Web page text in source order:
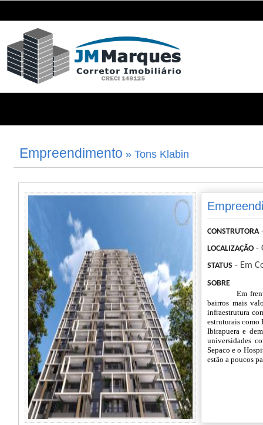
Empreendimento » Tons Klabin
CONSTRUTORA-
LOCALIZAÇÃO-
STATUS - Em
SOBRE
Em
bairros mais
infraestrutura
estruturais como
Ibirapuera e
universidades
Sepaco e o
estão a poucos